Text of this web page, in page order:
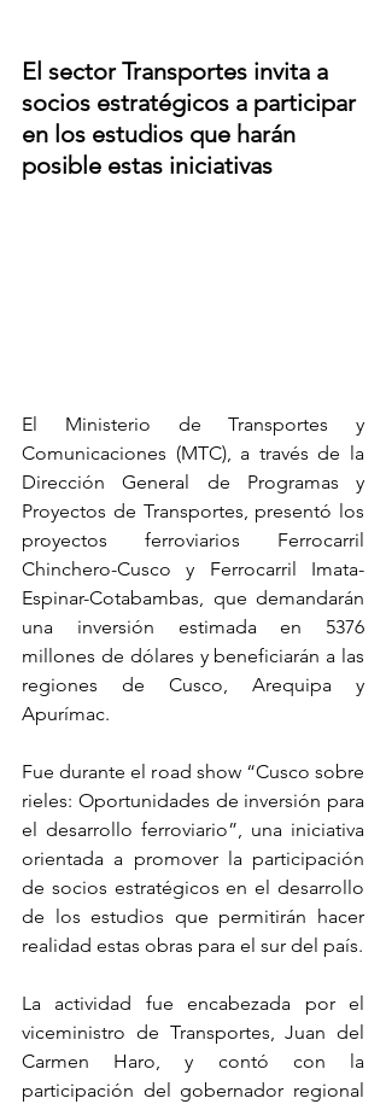
El sector Transportes invita a
socios estratégicos a participar
en los estudios que harán
posible estas iniciativas
El Ministerio de Transportes y
Comunicaciones (MTC), a través de la
Dirección General de Programas y
Proyectos de Transportes, presentó los
proyectos ferroviarios Ferrocarril
Chinchero-Cusco y Ferrocarril Imata-
Espinar-Cotabambas, que demandarán
una inversión estimada en 5376
millones de dólares y beneficiarán a las
regiones de Cusco, Arequipa y
Apurímac.
Fue durante el road show “Cusco sobre
rieles: Oportunidades de inversión para
el desarrollo ferroviario”, una iniciativa
orientada a promover la participación
de socios estratégicos en el desarrollo
de los estudios que permitirán hacer
realidad estas obras para el sur del país.
La actividad fue encabezada por el
viceministro de Transportes, Juan del
Carmen Haro, y contó con la
participación del gobernador regional